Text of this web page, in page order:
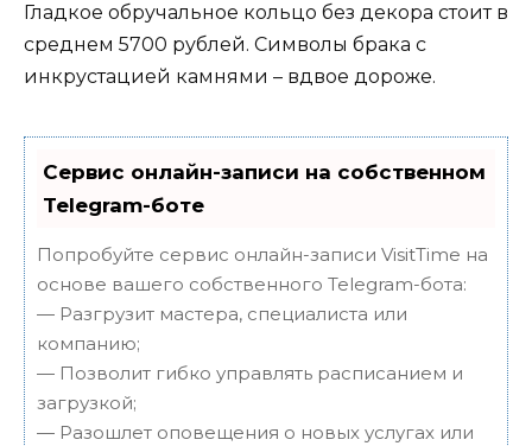
Гладкое обручальное кольцо без декора стоит в
среднем 5700 рублей. Символы брака с
инкрустацией камнями – вдвое дороже.
Сервис онлайн-записи на собственном
Telegram-боте
Попробуйте сервис онлайн-записи VisitTime на
основе вашего собственного Telegram-бота:
— Разгрузит мастера, специалиста или
компанию;
— Позволит гибко управлять расписанием и
загрузкой;
— Разошлет оповещения о новых услугах или